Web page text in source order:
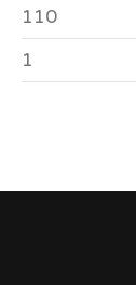
110
1